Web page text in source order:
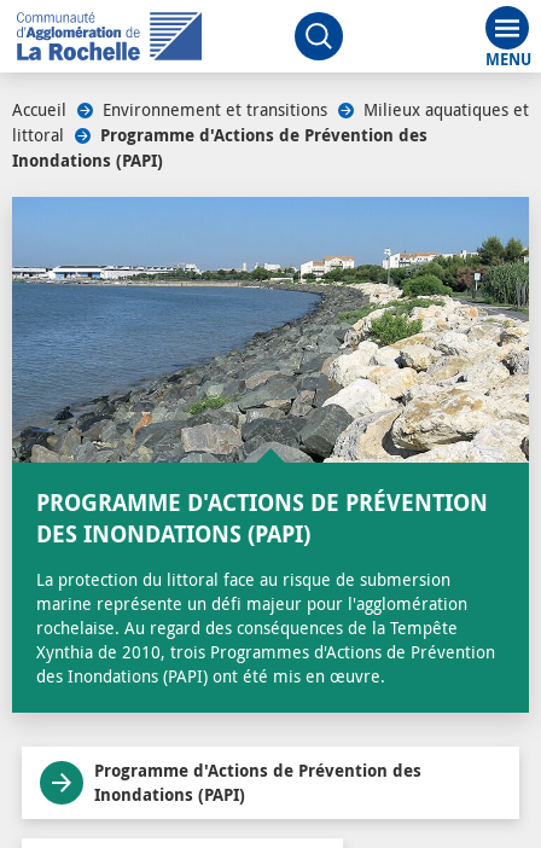
Ouvrir le moteur de
Accueil Environnement et transitions
Milieux aquatiques et
littoral
Programme d'Actions de Prévention des
Inondations (PAPI)
PROGRAMME D'ACTIONS DE PRÉVENTION
DES INONDATIONS (PAPI)
La protection du littoral face au risque de submersion
marine représente un défi majeur pour l'agglomération
rochelaise. Au regard des conséquences de la Tempête
Xynthia de 2010, trois Programmes d'Actions de Prévention
des Inondations (PAPI) ont été mis en œuvre.
Programme d'Actions de Prévention des
Inondations (PAPI)